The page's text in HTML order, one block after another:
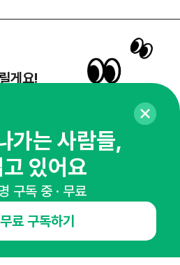
게요!
가는 사람들,
있어요
구독 중 · 무료
료 구독하기